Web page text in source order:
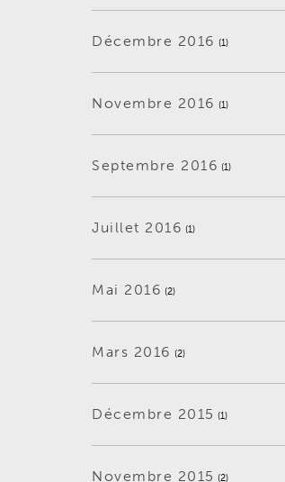
Décembre 2016 (1)
Novembre 2016 (1)
Septembre 2016 (1)
Juillet 2016 (1)
Mai 2016 (2)
Mars 2016 (2)
Décembre 2015 (1)
Novembre 2015 (2)